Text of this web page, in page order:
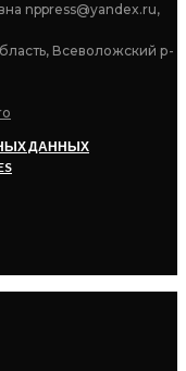
nppress@yandex.ru,
Всеволожский р-
ДАННЫХ